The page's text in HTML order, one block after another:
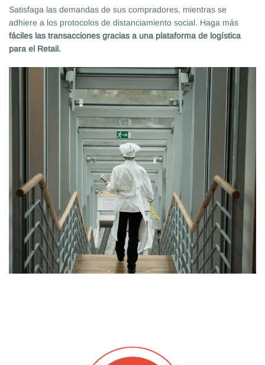
Satisfaga las demandas de sus compradores, mientras se
adhiere a los protocolos de distanciamiento social. Haga más
fáciles las transacciones gracias a una plataforma de logística
para el Retail.